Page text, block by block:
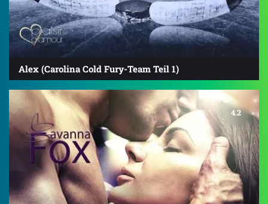
Alex (Carolina Cold Fury-Team Teil 1)
4.2